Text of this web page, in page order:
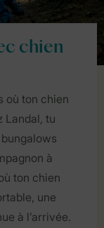
chien
où ton chien
Landal, tu
à
ton chien
une
à l’arrivée.